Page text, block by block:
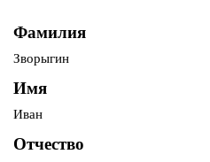
Фамилия
Зворыгин
Имя
Иван
Отчество